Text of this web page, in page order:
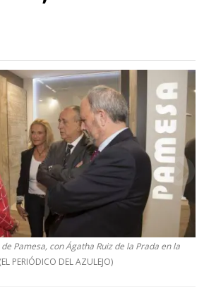
Pamesa, con Ágatha Ruiz de la Prada en la
(EL PERIÓDICO DEL AZULEJO)